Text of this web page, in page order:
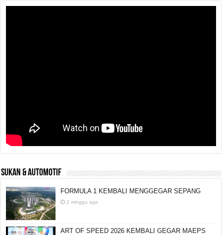
SUKAN & AUTOMOTIF
FORMULA 1 KEMBALI MENGGEGAR SEPANG
2 minggu ago
ART OF SPEED 2026 KEMBALI GEGAR MAEPS